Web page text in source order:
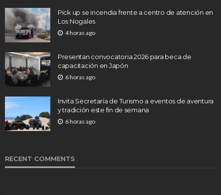
Pick up se incendia frente a centro de atención en
Los Nogales
4 horas ago
Presentan convocatoria 2026 para beca de
capacitación en Japón
6 horas ago
Invita Secretaría de Turismo a eventos de aventura
y tradición este fin de semana
6 horas ago
RECENT COMMENTS